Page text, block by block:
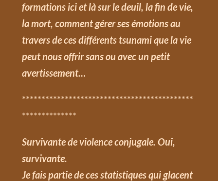
formations ici et là sur le deuil, la fin de vie,
la mort, comment gérer ses émotions au
travers de ces différents tsunami que la vie
peut nous offrir sans ou avec un petit
avertissement…
********************************************
**************
Survivante de violence conjugale. Oui,
survivante.
Je fais partie de ces statistiques qui glacent